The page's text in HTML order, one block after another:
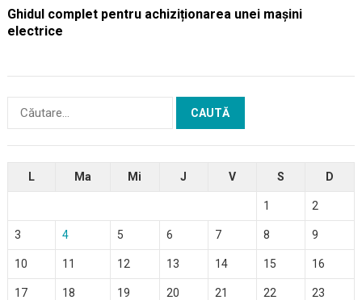
Ghidul complet pentru achiziționarea unei mașini
electrice
Caută
după:
L Ma Mi J V S D
1 2
3 4 5 6 7 8 9
10 11 12 13 14 15 16
17 18 19 20 21 22 23